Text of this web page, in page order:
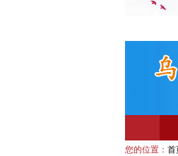
您的位置： 首